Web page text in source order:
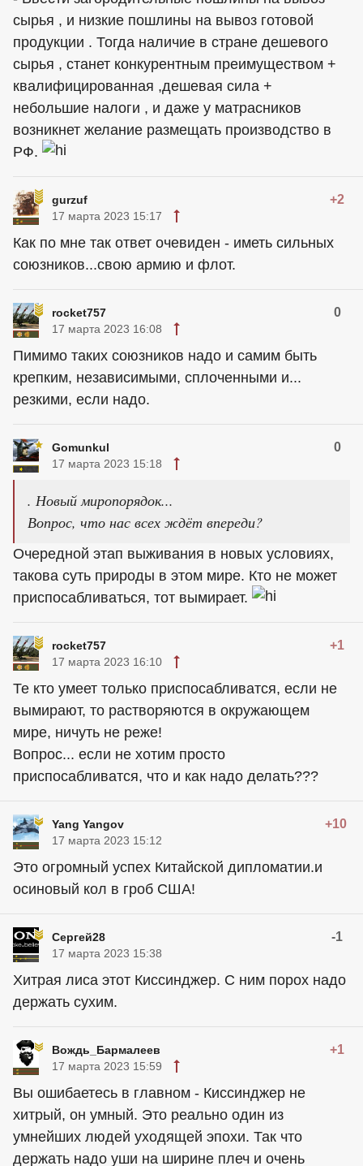
сырья , и низкие пошлины на вывоз готовой
продукции . Тогда наличие в стране дешевого
сырья , станет конкурентным преимуществом +
квалифицированная ,дешевая сила +
небольшие налоги , и даже у матрасников
возникнет желание размещать производство в
РФ.
gurzuf +2
17 марта 2023 15:17
Как по мне так ответ очевиден - иметь сильных
союзников...свою армию и флот.
rocket757 0
17 марта 2023 16:08
Пимимо таких союзников надо и самим быть
крепким, независимыми, сплоченными и...
резкими, если надо.
Gomunkul 0
17 марта 2023 15:18
. Новый миропорядок...
Вопрос, что нас всех ждёт впереди?
Очередной этап выживания в новых условиях,
такова суть природы в этом мире. Кто не может
приспосабливаться, тот вымирает.
rocket757 +1
17 марта 2023 16:10
Те кто умеет только приспосабливатся, если не
вымирают, то растворяются в окружающем
мире, ничуть не реже!
Вопрос... если не хотим просто
приспосабливатся, что и как надо делать???
Yang Yangov +10
17 марта 2023 15:12
Это огромный успех Китайской дипломатии.и
осиновый кол в гроб США!
Сергей28 -1
17 марта 2023 15:38
Хитрая лиса этот Киссинджер. С ним порох надо
держать сухим.
Вождь_Бармалеев +1
17 марта 2023 15:59
Вы ошибаетесь в главном - Киссинджер не
хитрый, он умный. Это реально один из
умнейших людей уходящей эпохи. Так что
держать надо уши на ширине плеч и очень